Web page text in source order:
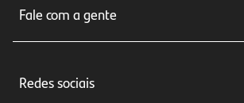
Seguros
Crédito e Financiamentos
Investimentos
Fale com a gente
Central de Renegociação
Redes sociais